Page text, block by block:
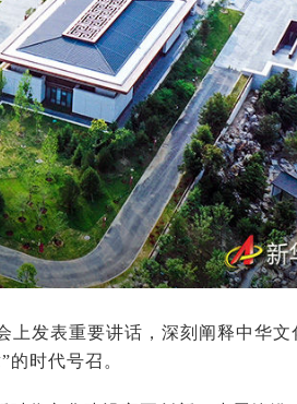
上发表重要讲话，深刻阐释中华
时代号召。